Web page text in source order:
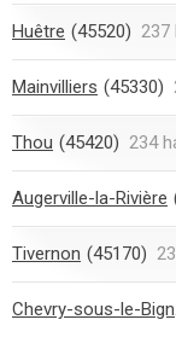
Huêtre (45520) 237
Mainvilliers (45330)
Thou (45420) 234
Augerville-la-Rivière
Tivernon (45170)